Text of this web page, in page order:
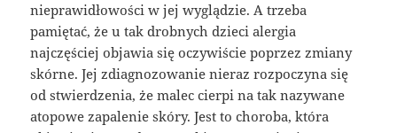
nieprawidłowości w jej wyglądzie. A trzeba
pamiętać, że u tak drobnych dzieci alergia
najczęściej objawia się oczywiście poprzez zmiany
skórne. Jej zdiagnozowanie nieraz rozpoczyna się
od stwierdzenia, że malec cierpi na tak nazywane
atopowe zapalenie skóry. Jest to choroba, która